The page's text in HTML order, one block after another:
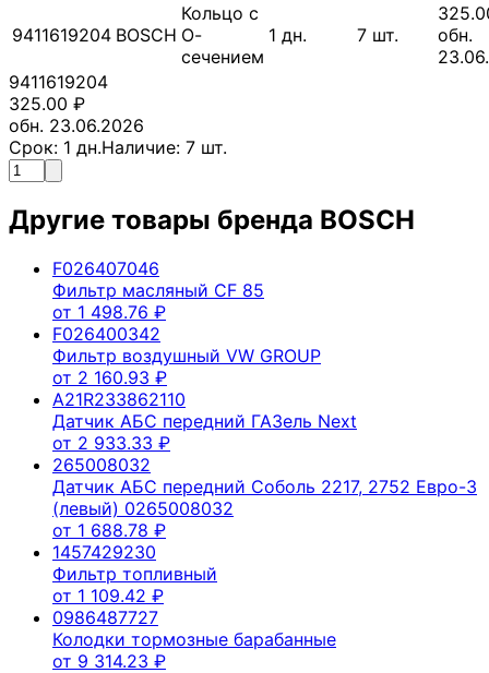
9411619204 BOSCH
Кольцо с
О-
сечением
1 дн. 7 шт.
обн.
9411619204
325.00 ₽
обн. 23.06.2026
Срок: 1 дн.Наличие: 7 шт.
Другие товары бренда BOSCH
F026407046
Фильтр масляный CF 85
от 1 498.76 ₽
F026400342
Фильтр воздушный VW GROUP
от 2 160.93 ₽
A21R233862110
Датчик АБС передний ГАЗель Next
от 2 933.33 ₽
265008032
Датчик АБС передний Соболь 2217, 2752 Евро-3
(левый) 0265008032
от 1 688.78 ₽
1457429230
Фильтр топливный
от 1 109.42 ₽
0986487727
Колодки тормозные барабанные
от 9 314.23 ₽